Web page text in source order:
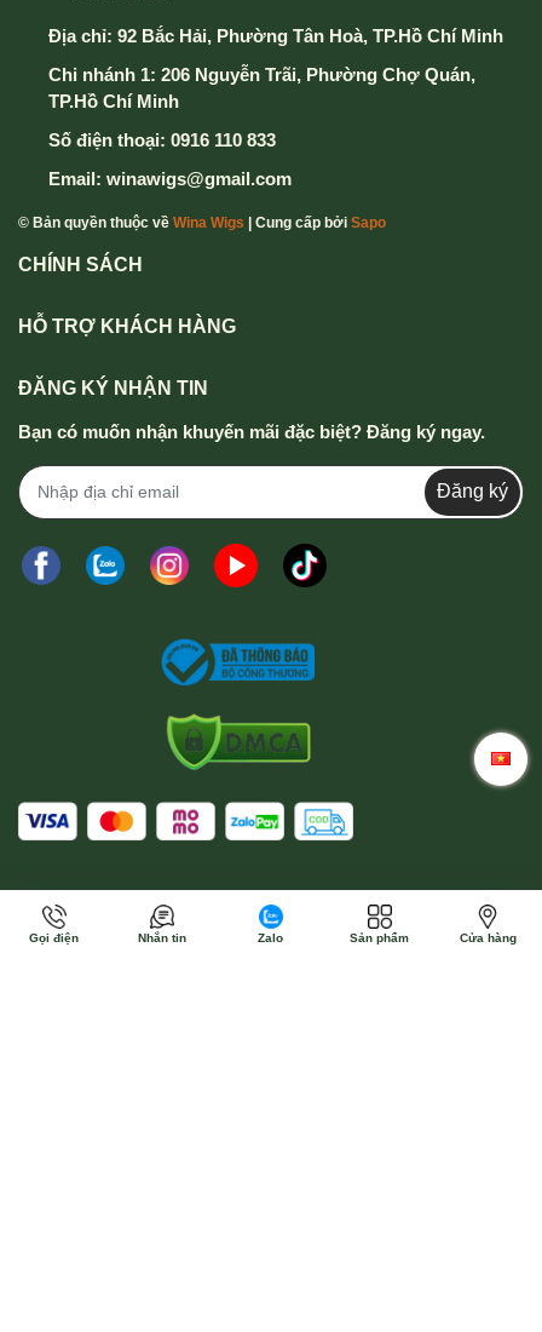
Địa chỉ: 92 Bắc Hải, Phường Tân Hoà, TP.Hồ Chí Minh
Chi nhánh 1: 206 Nguyễn Trãi, Phường Chợ Quán,
TP.Hồ Chí Minh
Số điện thoại: 0916 110 833
Email: winawigs@gmail.com
© Bản quyền thuộc về Wina Wigs | Cung cấp bởi Sapo
CHÍNH SÁCH
HỖ TRỢ KHÁCH HÀNG
ĐĂNG KÝ NHẬN TIN
Bạn có muốn nhận khuyến mãi đặc biệt? Đăng ký ngay.
Đăng ký
Gọi điện Nhắn tin Zalo Sản phẩm Cửa hàng